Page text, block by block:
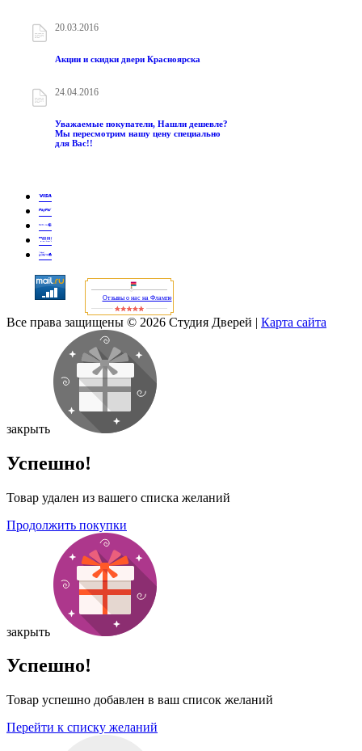
20.03.2016
Акции и скидки двери Красноярска
24.04.2016
Уважаемые покупатели, Нашли дешевле?
Мы пересмотрим нашу цену специально
для Вас!!
Отзывы о нас на Флампе
Все права защищены © 2026 Студия Дверей | Карта сайта
закрыть
Успешно!
Товар удален из вашего списка желаний
Продолжить покупки
закрыть
Успешно!
Товар успешно добавлен в ваш список желаний
Перейти к списку желаний